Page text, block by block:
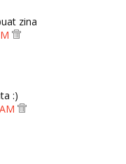
zina
:)